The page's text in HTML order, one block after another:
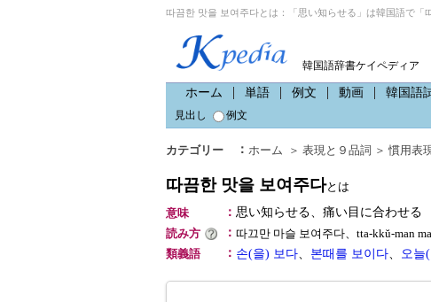
따끔한 맛을 보여주다とは：「思い知らせる」は韓国語で「
韓国語辞書ケイペディア
ホーム 単語 例文 動画 韓国語
見出し
例文
カテゴリー ： ホーム ＞ 表現と９品詞 ＞ 慣用表
따끔한 맛을 보여주다とは
意味
： 思い知らせる、痛い目に合わせる
読み方
： 따끄만 마슬 보여주다、tta-kkŭ-man
類義語
： 손(을) 보다、 본때를 보이다、 오늘